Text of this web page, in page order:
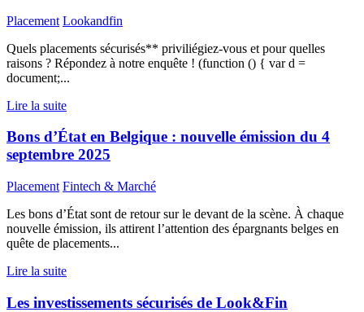
Placement Lookandfin
Quels placements sécurisés** priviliégiez-vous et pour quelles
raisons ? Répondez à notre enquête ! (function () { var d =
document;...
Lire la suite
Bons d’État en Belgique : nouvelle émission du 4
septembre 2025
Placement Fintech & Marché
Les bons d’État sont de retour sur le devant de la scène. À chaque
nouvelle émission, ils attirent l’attention des épargnants belges en
quête de placements...
Lire la suite
Les investissements sécurisés de Look&Fin